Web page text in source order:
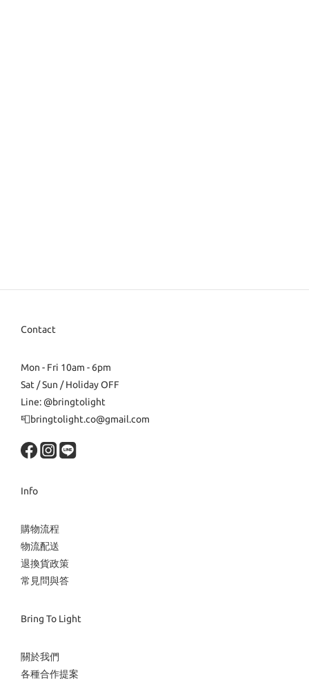
Contact
Mon - Fri 10am - 6pm
Sat / Sun / Holiday OFF
Line: @bringtolight
📮bringtolight.co@gmail.com
Info
購物流程
物流配送
退換貨政策
常見問與答
Bring To Light
關於我們
各種合作提案